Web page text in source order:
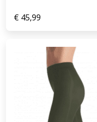
€ 45,99